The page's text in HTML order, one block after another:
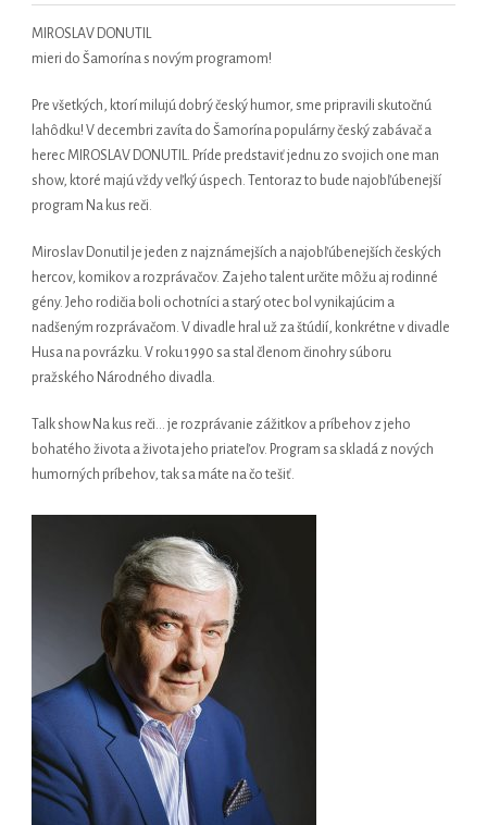
MIROSLAV DONUTIL
mieri do Šamorína s novým programom!
Pre všetkých, ktorí milujú dobrý český humor, sme pripravili skutočnú
lahôdku! V decembri zavíta do Šamorína populárny český zabávač a
herec MIROSLAV DONUTIL. Príde predstaviť jednu zo svojich one man
show, ktoré majú vždy veľký úspech. Tentoraz to bude najobľúbenejší
program Na kus reči.
Miroslav Donutil je jeden z najznámejších a najobľúbenejších českých
hercov, komikov a rozprávačov. Za jeho talent určite môžu aj rodinné
gény. Jeho rodičia boli ochotníci a starý otec bol vynikajúcim a
nadšeným rozprávačom. V divadle hral už za štúdií, konkrétne v divadle
Husa na povrázku. V roku 1990 sa stal členom činohry súboru
pražského Národného divadla.
Talk show Na kus reči… je rozprávanie zážitkov a príbehov z jeho
bohatého života a života jeho priateľov. Program sa skladá z nových
humorných príbehov, tak sa máte na čo tešiť.